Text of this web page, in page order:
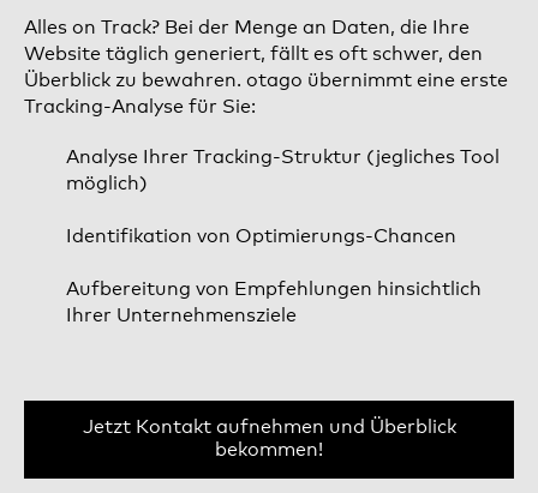
Alles on Track? Bei der Menge an Daten, die Ihre
Website täglich generiert, fällt es oft schwer, den
Überblick zu bewahren. otago übernimmt eine erste
Tracking-Analyse für Sie:
Analyse Ihrer Tracking-Struktur (jegliches Tool
möglich)
Identifikation von Optimierungs-Chancen
Aufbereitung von Empfehlungen hinsichtlich
Ihrer Unternehmensziele
Jetzt Kontakt aufnehmen und Überblick
bekommen!